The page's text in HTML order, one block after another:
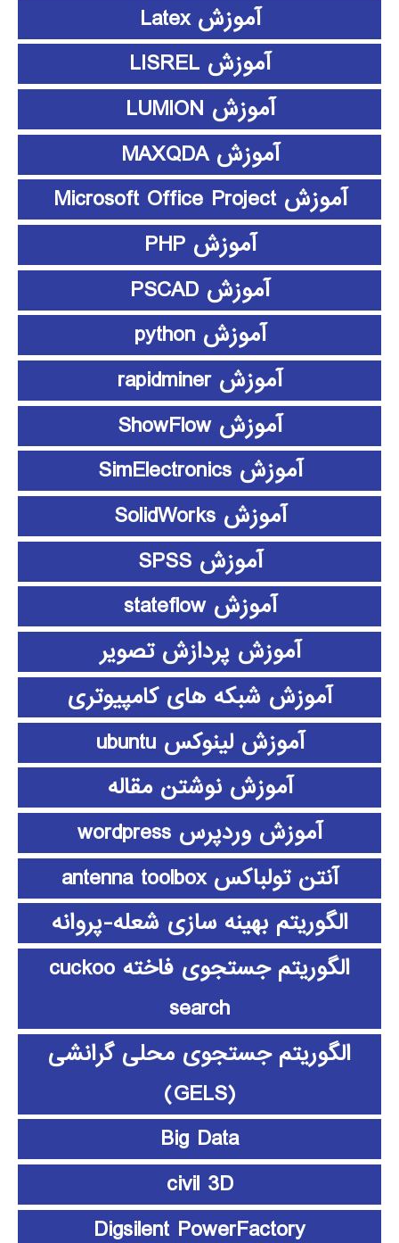
آموزش Latex
آموزش LISREL
آموزش LUMION
آموزش MAXQDA
آموزش Microsoft Office Project
آموزش PHP
آموزش PSCAD
آموزش python
آموزش rapidminer
آموزش ShowFlow
آموزش SimElectronics
آموزش SolidWorks
آموزش SPSS
آموزش stateflow
آموزش پردازش تصویر
آموزش شبکه های کامپیوتری
آموزش لینوکس ubuntu
آموزش نوشتن مقاله
آموزش وردپرس wordpress
آنتن تولباکس antenna toolbox
الگوریتم بهینه سازی شعله-پروانه
الگوریتم جستجوی فاخته cuckoo
search
الگوریتم جستجوی محلی گرانشی
(GELS)
Big Data
civil 3D
Digsilent PowerFactory